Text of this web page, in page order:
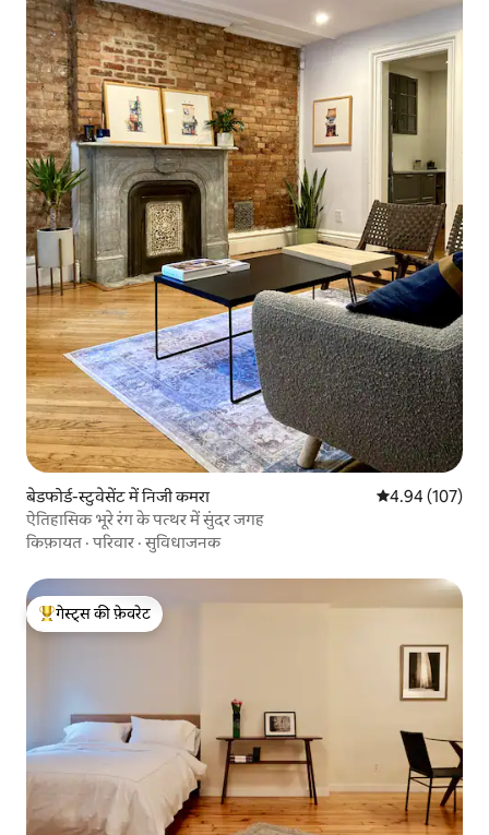
बेडफोर्ड-स्टुवेसेंट में निजी कमरा औसत रेटिंग 5 में से
4.94 (107)
ऐतिहासिक भूरे रंग के पत्थर में सुंदर जगह
किफ़ायत ·परिवार ·सुविधाजनक
गेस्ट्स का टॉप फ़ेवरेट
गेस्ट्स की फ़ेवरेट